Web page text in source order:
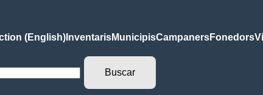
(English)InventarisMunicipisCampanersFonedors